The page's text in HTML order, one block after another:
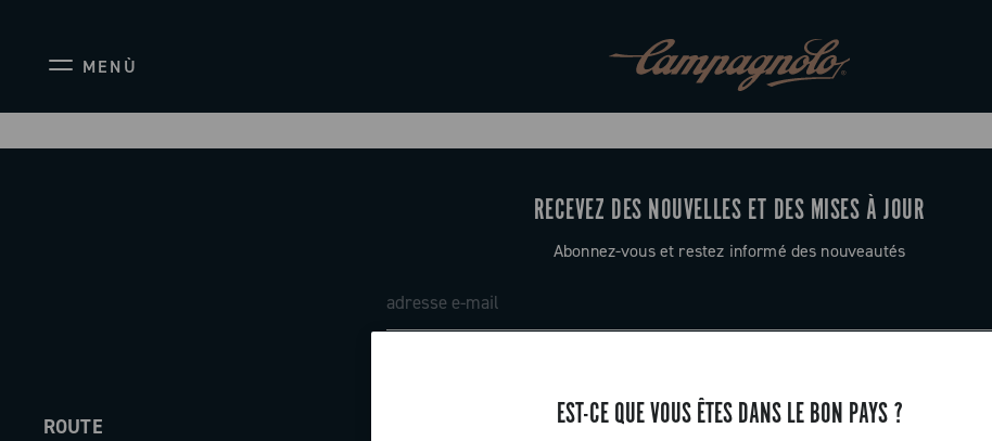
MENÙ
EST-CE QUE VOUS ÊTES DANS LE BON PAYS ?
RECEVEZ DES NOUVELLES ET DES MISES À JOUR
Abonnez-vous et restez informé des nouveautés
ROUTE ASSISTANCE